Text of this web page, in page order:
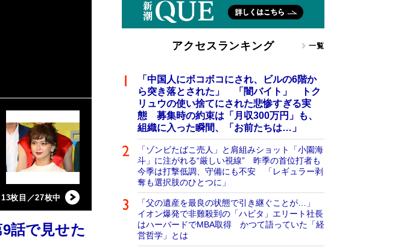
13枚目／27枚中
話で見せた
アクセスランキング 一覧
「中国人にボコボコにされ、ビルの6階か
ら突き落とされた」 「闇バイト」 トク
リュウの使い捨てにされた悲惨すぎる実
態 募集時の約束は「月収300万円」も、
組織に入った瞬間、「お前たちは…」
「ゾンビたばこ売人」と肩組みショット「小園海
斗」に注がれる“厳しい視線” 昨季の首位打者も
今季は打撃低調、守備にも不安 「レギュラー剥
奪も選択肢のひとつに」
「父の遺産を最良の状態で引き継ぐことが…」
イオン爆発で非難殺到の「ハビタ」エリート社長
はハーバードでMBA取得 かつて語っていた「経
営哲学」とは